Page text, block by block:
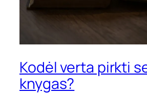
Kodėl verta pirkti
knygas?